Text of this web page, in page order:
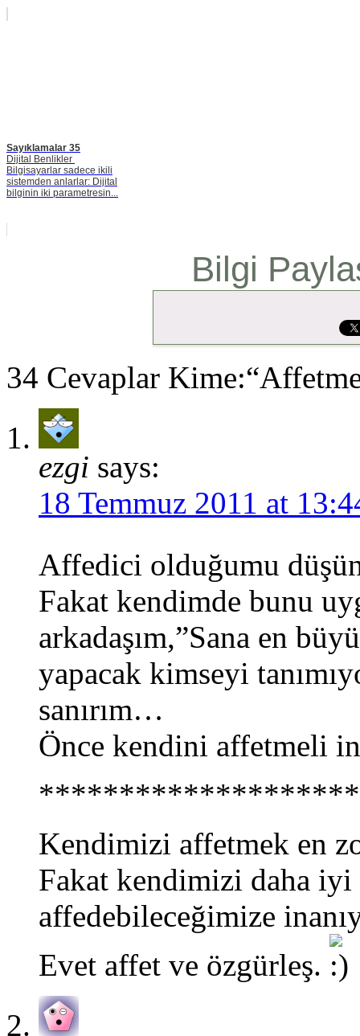
Sayıklamalar 35
Dijital Benlikler
Bilgisayarlar sadece ikili
sistemden anlarlar: Dijital
bilginin iki parametresin...
Bilgi
34 Cevaplar
ezgi says:
18 Temmuz 2011 at
Affedici olduğumu
Fakat kendimde bunu
arkadaşım,”Sana en
yapacak kimseyi
sanırım…
Önce kendini affetmeli
Kendimizi affetmek en
Fakat kendimizi daha iyi
affedebileceğimize
Evet affet ve özgürleş.